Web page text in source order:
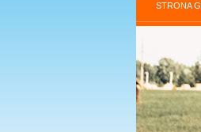
STRONA